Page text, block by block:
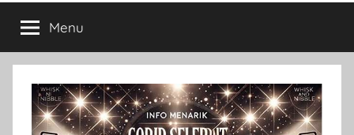
Tentang
Ke
Gosipan
Berbagai
Kalangan
Menu